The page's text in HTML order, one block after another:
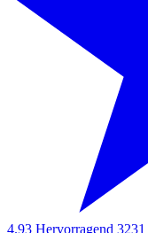
4.93 Hervorragend 3231